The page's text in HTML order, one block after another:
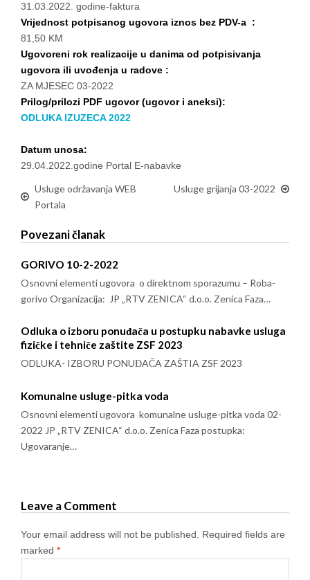
31.03.2022. godine-faktura
Vrijednost potpisanog ugovora iznos bez PDV-a :
81,50 KM
Ugovoreni rok realizacije u danima od potpisivanja
ugovora ili uvođenja u radove :
ZA MJESEC 03-2022
Prilog/prilozi PDF ugovor (ugovor i aneksi):
ODLUKA IZUZECA 2022
Datum unosa:
29.04.2022.godine Portal E-nabavke
Usluge održavanja WEB
Portala
Usluge grijanja 03-2022
Povezani članak
GORIVO 10-2-2022
Osnovni elementi ugovora o direktnom sporazumu – Roba-
gorivo Organizacija: JP „RTV ZENICA“ d.o.o. Zenica Faza…
Odluka o izboru ponuđača u postupku nabavke usluga
fizičke i tehniče zaštite ZSF 2023
ODLUKA- IZBORU PONUĐAČA ZAŠTIA ZSF 2023
Komunalne usluge-pitka voda
Osnovni elementi ugovora komunalne usluge-pitka voda 02-
2022 JP „RTV ZENICA“ d.o.o. Zenica Faza postupka:
Ugovaranje…
Leave a Comment
Your email address will not be published.
Required fields are
marked *